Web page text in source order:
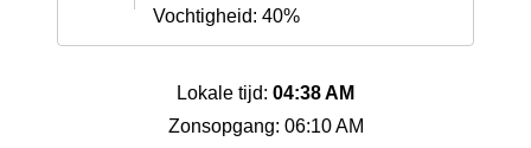
Vochtigheid: 40%
Lokale tijd: 04:38 AM
Zonsopgang: 06:10 AM